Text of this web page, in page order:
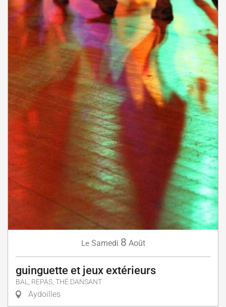
Le Samedi 8 Août
guinguette et jeux extérieurs
BAL, REPAS, THÉ DANSANT
Aydoilles